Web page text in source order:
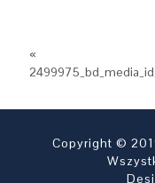
«
Copyright ©